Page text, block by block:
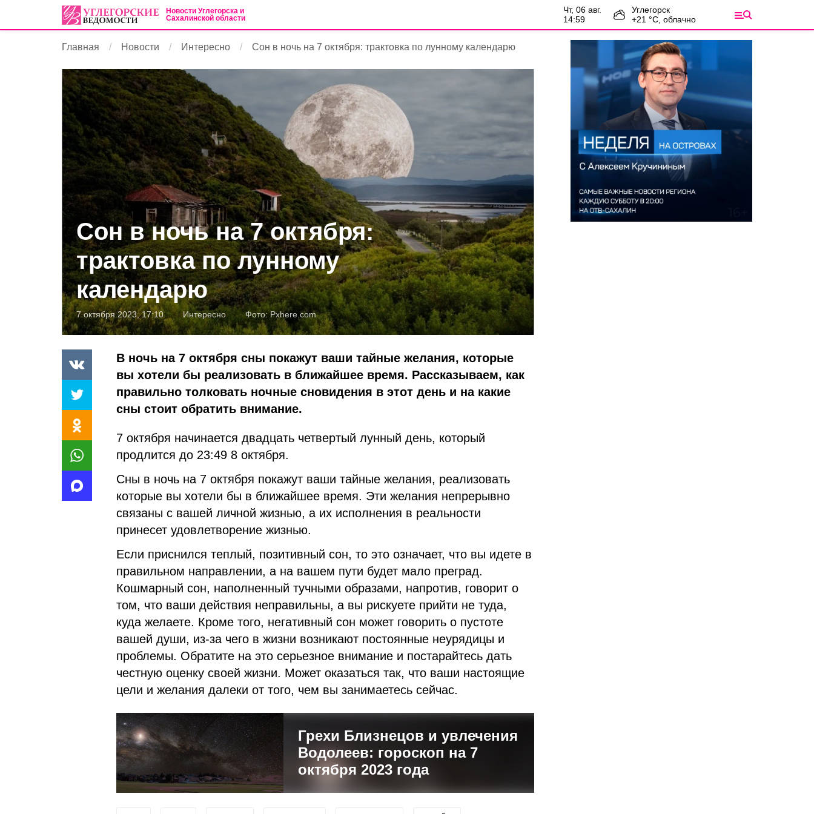
Новости Углегорска и
Сахалинской области
чт, 06 авг.
14:59
Углегорск
+21 °С, облачно
Главная Новости Интересно Сон в ночь на 7 октября: трактовка по лунному календарю
Сон в ночь на 7 октября:
трактовка по лунному
календарю
7 октября 2023, 17:10 Интересно Фото:Pxhere.com
В ночь на 7 октября сны покажут ваши тайные желания, которые
вы хотели бы реализовать в ближайшее время. Рассказываем, как
правильно толковать ночные сновидения в этот день и на какие
сны стоит обратить внимание.
7 октября начинается двадцать четвертый лунный день, который
продлится до 23:49 8 октября.
Сны в ночь на 7 октября покажут ваши тайные желания, реализовать
которые вы хотели бы в ближайшее время. Эти желания непрерывно
связаны с вашей личной жизнью, а их исполнения в реальности
принесет удовлетворение жизнью.
Если приснился теплый, позитивный сон, то это означает, что вы идете в
правильном направлении, а на вашем пути будет мало преград.
Кошмарный сон, наполненный тучными образами, напротив, говорит о
том, что ваши действия неправильны, а вы рискуете прийти не туда,
куда желаете. Кроме того, негативный сон может говорить о пустоте
вашей души, из-за чего в жизни возникают постоянные неурядицы и
проблемы. Обратите на это серьезное внимание и постарайтесь дать
честную оценку своей жизни. Может оказаться так, что ваши настоящие
цели и желания далеки от того, чем вы занимаетесь сейчас.
Грехи Близнецов и увлечения
Водолеев: гороскоп на 7
октября 2023 года